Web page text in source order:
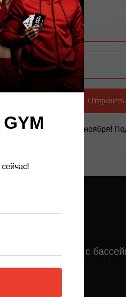
+7
Отправить
доступно до 28 ноября!
фитнес-клуб с
229-05-05